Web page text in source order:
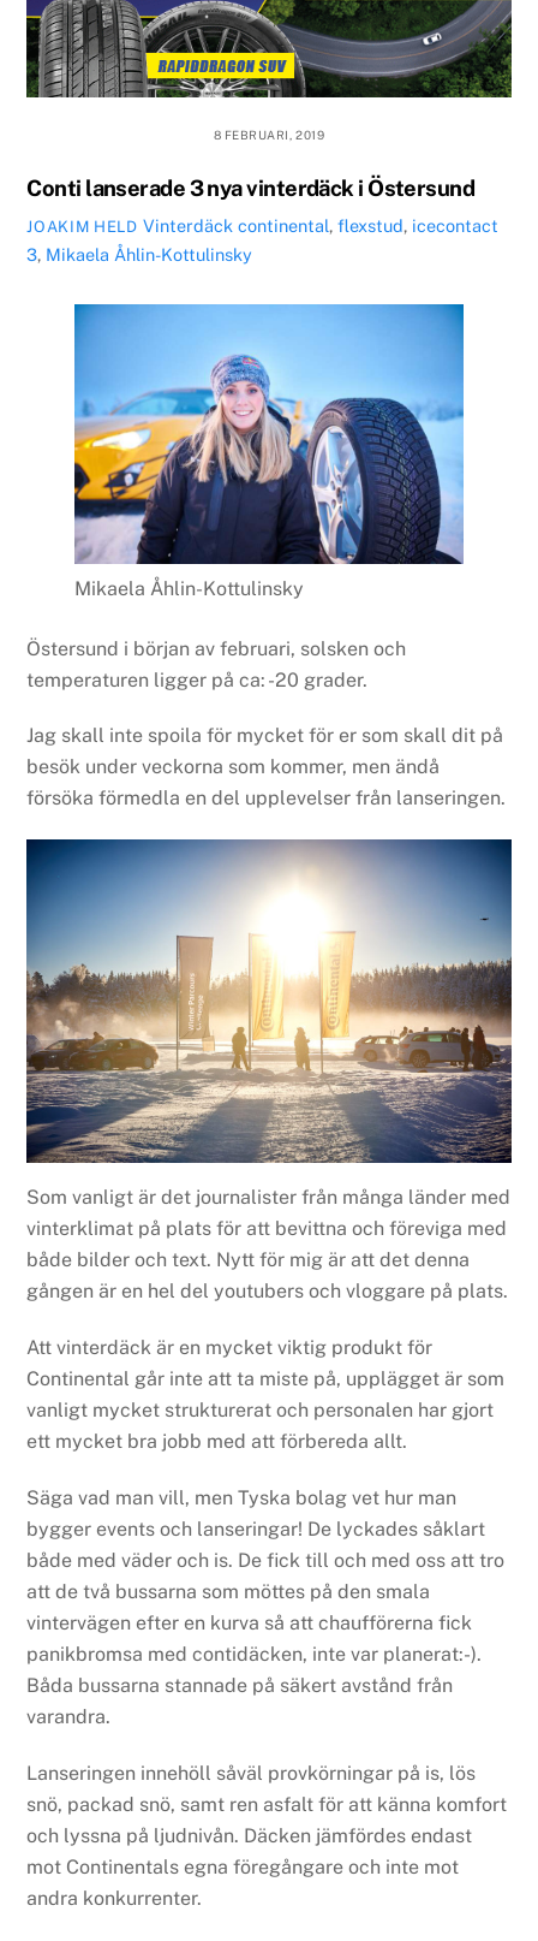
8 FEBRUARI, 2019
Conti lanserade 3 nya vinterdäck i Östersund
JOAKIM HELD Vinterdäck continental, flexstud, icecontact
3, Mikaela Åhlin-Kottulinsky
Mikaela Åhlin-Kottulinsky
Östersund i början av februari, solsken och
temperaturen ligger på ca: -20 grader.
Jag skall inte spoila för mycket för er som skall dit på
besök under veckorna som kommer, men ändå
försöka förmedla en del upplevelser från lanseringen.
Som vanligt är det journalister från många länder med
vinterklimat på plats för att bevittna och föreviga med
både bilder och text. Nytt för mig är att det denna
gången är en hel del youtubers och vloggare på plats.
Att vinterdäck är en mycket viktig produkt för
Continental går inte att ta miste på, upplägget är som
vanligt mycket strukturerat och personalen har gjort
ett mycket bra jobb med att förbereda allt.
Säga vad man vill, men Tyska bolag vet hur man
bygger events och lanseringar! De lyckades såklart
både med väder och is. De fick till och med oss att tro
att de två bussarna som möttes på den smala
vintervägen efter en kurva så att chaufförerna fick
panikbromsa med contidäcken, inte var planerat:-).
Båda bussarna stannade på säkert avstånd från
varandra.
Lanseringen innehöll såväl provkörningar på is, lös
snö, packad snö, samt ren asfalt för att känna komfort
och lyssna på ljudnivån. Däcken jämfördes endast
mot Continentals egna föregångare och inte mot
andra konkurrenter.